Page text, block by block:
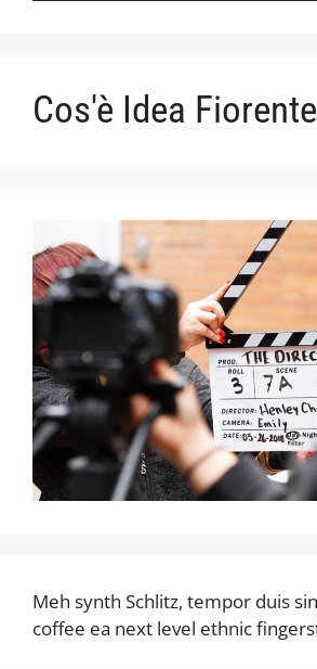
Cos'è Idea Fiorente
Meh synth Schlitz, tempor duis
coffee ea next level ethnic